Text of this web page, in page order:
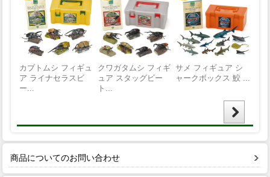
商品についてのお問い合わせ